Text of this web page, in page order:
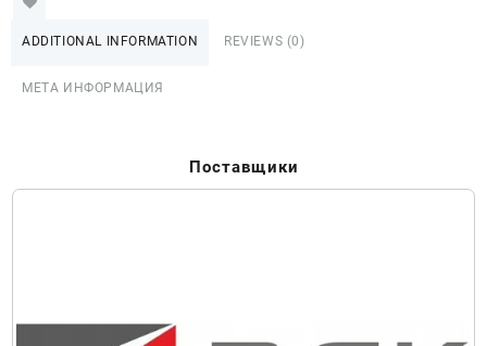
ADDITIONAL INFORMATION REVIEWS (0)
МЕТА ИНФОРМАЦИЯ
Поставщики